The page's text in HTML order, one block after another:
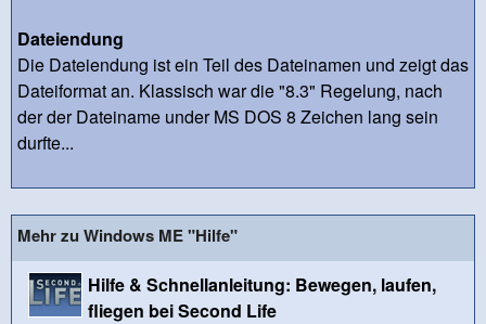
Dateiendung
Die Dateiendung ist ein Teil des Dateinamen und zeigt das
Dateiformat an. Klassisch war die "8.3" Regelung, nach
der der Dateiname under MS DOS 8 Zeichen lang sein
durfte...
Mehr zu Windows ME "Hilfe"
Hilfe & Schnellanleitung: Bewegen, laufen,
fliegen bei Second Life